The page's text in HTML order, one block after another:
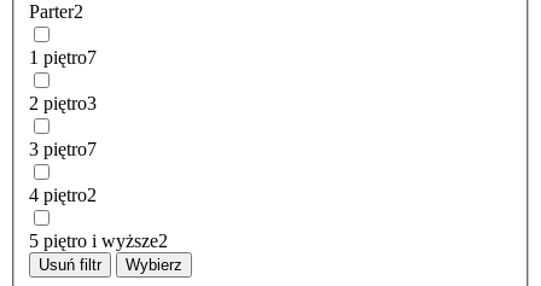
Parter2
1 piętro7
2 piętro3
3 piętro7
4 piętro2
5 piętro i wyższe2
Usuń filtr Wybierz